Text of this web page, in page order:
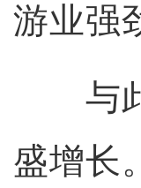
游业强
与此
盛增长